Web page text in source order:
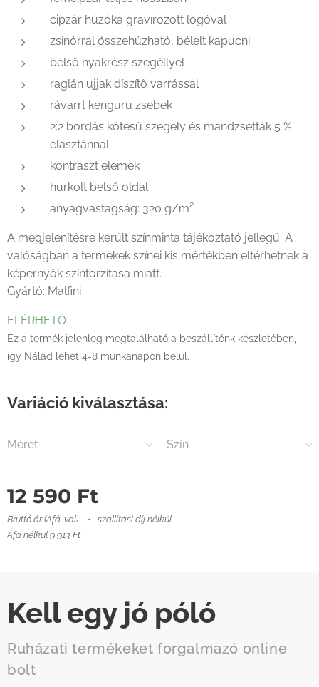
cipzár húzóka gravírozott logóval
zsinórral összehúzható, bélelt kapucni
belső nyakrész szegéllyel
raglán ujjak díszítő varrással
rávarrt kenguru zsebek
2:2 bordás kötésű szegély és mandzsetták 5 %
elasztánnal
kontraszt elemek
hurkolt belső oldal
anyagvastagság: 320 g/m²
A megjelenítésre került színminta tájékoztató jellegű. A
valóságban a termékek színei kis mértékben eltérhetnek a
képernyők színtorzítása miatt.
Gyártó: Malfini
ELÉRHETŐ
Ez a termék jelenleg megtalálható a beszállítónk készletében,
így Nálad lehet 4-8 munkanapon belül.
Variáció kiválasztása:
Méret Szín
12 590 Ft
Bruttó ár (Áfá-val)
szállítási díj nélkül
Áfa nélkül 9 913 Ft
Kell egy jó póló
Ruházati termékeket forgalmazó online
bolt